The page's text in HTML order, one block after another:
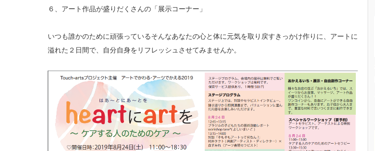
６、アート作品が盛りだくさんの「展示コーナー」
いつも誰かのために頑張っているそんなあなたの心と体に元気を取り戻すきっかけ作りに、アートに
溢れた２日間で、自分自身をリフレッシュさせてみませんか。